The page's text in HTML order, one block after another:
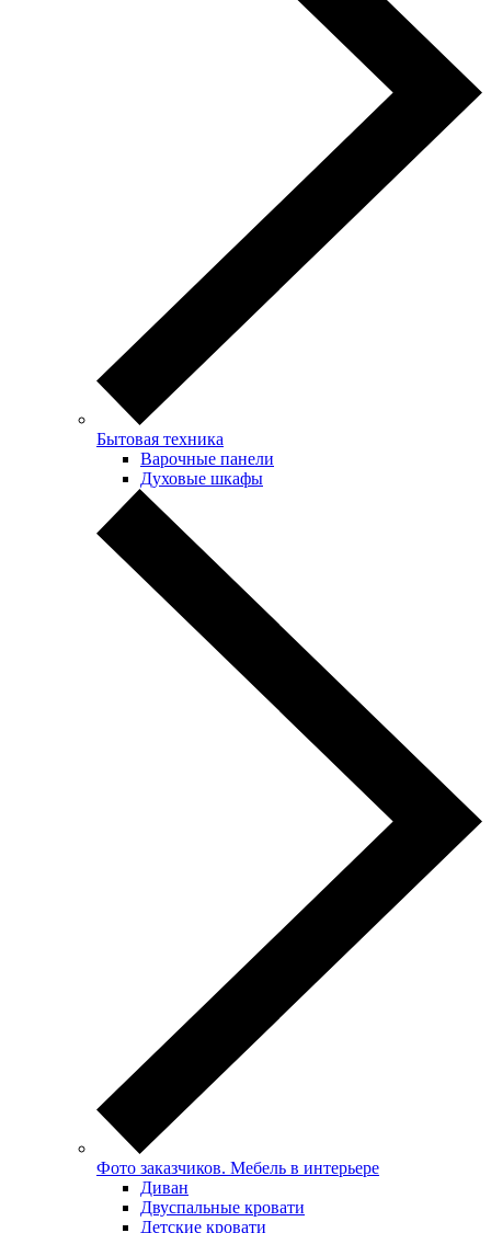
Бытовая техника
Варочные панели
Духовые шкафы
Фото заказчиков. Мебель в интерьере
Диван
Двуспальные кровати
Детские кровати